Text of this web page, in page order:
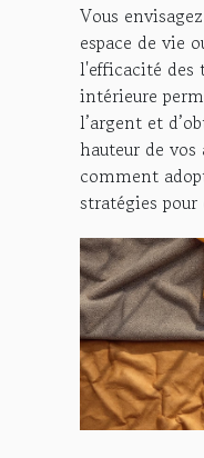
Vous
espace de vie
l'efficacité des
intérieure
l’argent et
hauteur de
comment
stratégies